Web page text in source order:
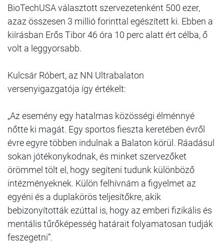
BioTechUSA választott szervezetenként 500 ezer,
azaz összesen 3 millió forinttal egészített ki. Ebben a
kiírásban Erős Tibor 46 óra 10 perc alatt ért célba, ő
volt a leggyorsabb.
Kulcsár Róbert, az NN Ultrabalaton
versenyigazgatója így értékelt:
„Az esemény egy hatalmas közösségi élménnyé
nőtte ki magát. Egy sportos fieszta keretében évről
évre egyre többen indulnak a Balaton körül. Ráadásul
sokan jótékonykodnak, és minket szervezőket
örömmel tölt el, hogy segíteni tudunk különböző
intézményeknek. Külön felhívnám a figyelmet az
egyéni és a duplakörös teljesítőkre, akik
bebizonyították ezúttal is, hogy az emberi fizikális és
mentális tűrőképesség határait folyamatosan tudják
feszegetni”.